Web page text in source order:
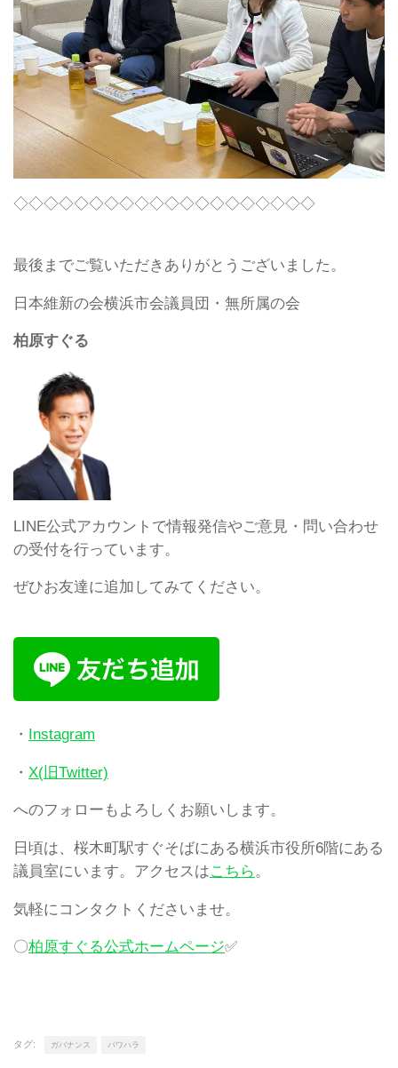
◇◇◇◇◇◇◇◇◇◇◇◇◇◇◇◇◇◇◇◇
最後までご覧いただきありがとうございました。
日本維新の会横浜市会議員団・無所属の会
柏原すぐる
LINE公式アカウントで情報発信やご意見・問い合わせ
の受付を行っています。
ぜひお友達に追加してみてください。
・ Instagram
・ X(旧Twitter)
へのフォローもよろしくお願いします。
日頃は、桜木町駅すぐそばにある横浜市役所6階にある
議員室にいます。アクセスはこちら。
気軽にコンタクトくださいませ。
〇柏原すぐる公式ホームページ✅
タグ: ガバナンス パワハラ